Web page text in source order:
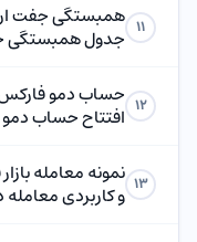
11 همبستگی جفت
جدول همبستگی
12 حساب دمو
افتتاح حساب
13 نمونه معامله
و کاربردی